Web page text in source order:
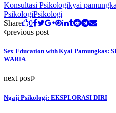
Konsultasi Psikologikyai
PsikologiPsikologi
Share
0
previous post
Sex Education with Kyai Pamungkas:
WARIA
next post
Ngaji Psikologi: EKSPLORASI DIRI